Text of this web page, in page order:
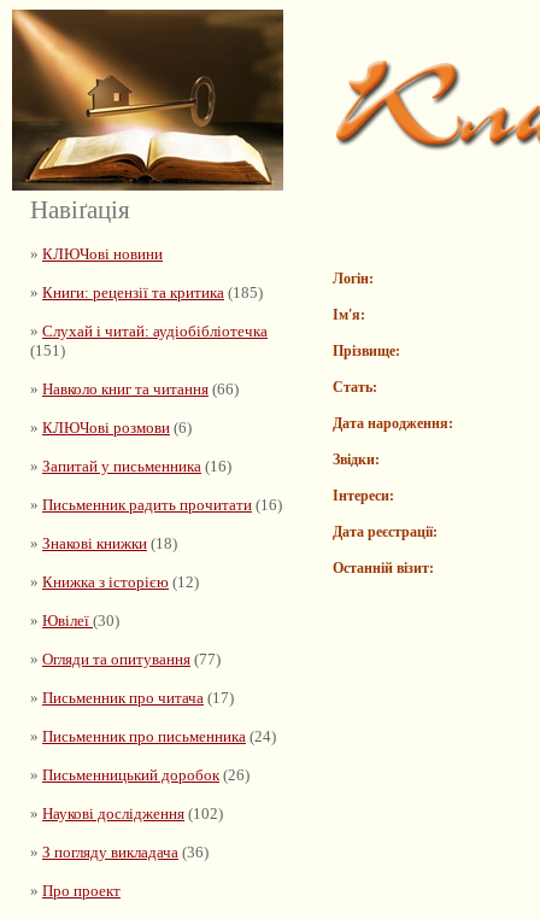
Навіґація
» КЛЮЧові новини
» Книги: рецензії та критика (185)
» Слухай і читай: аудіобібліотечка
(151)
» Навколо книг та читання (66)
» КЛЮЧові розмови (6)
» Запитай у письменника (16)
» Письменник радить прочитати (16)
» Знакові книжки (18)
» Книжка з історією (12)
» Ювілеї (30)
» Огляди та опитування (77)
» Письменник про читача (17)
» Письменник про письменника (24)
» Письменницький доробок(26)
» Наукові дослідження (102)
» З погляду викладача (36)
» Про проект
Логін:
Ім'я:
Прізвище:
Стать:
Дата народження:
Звідки:
Інтереси:
Дата реєстрації:
Останній візит: